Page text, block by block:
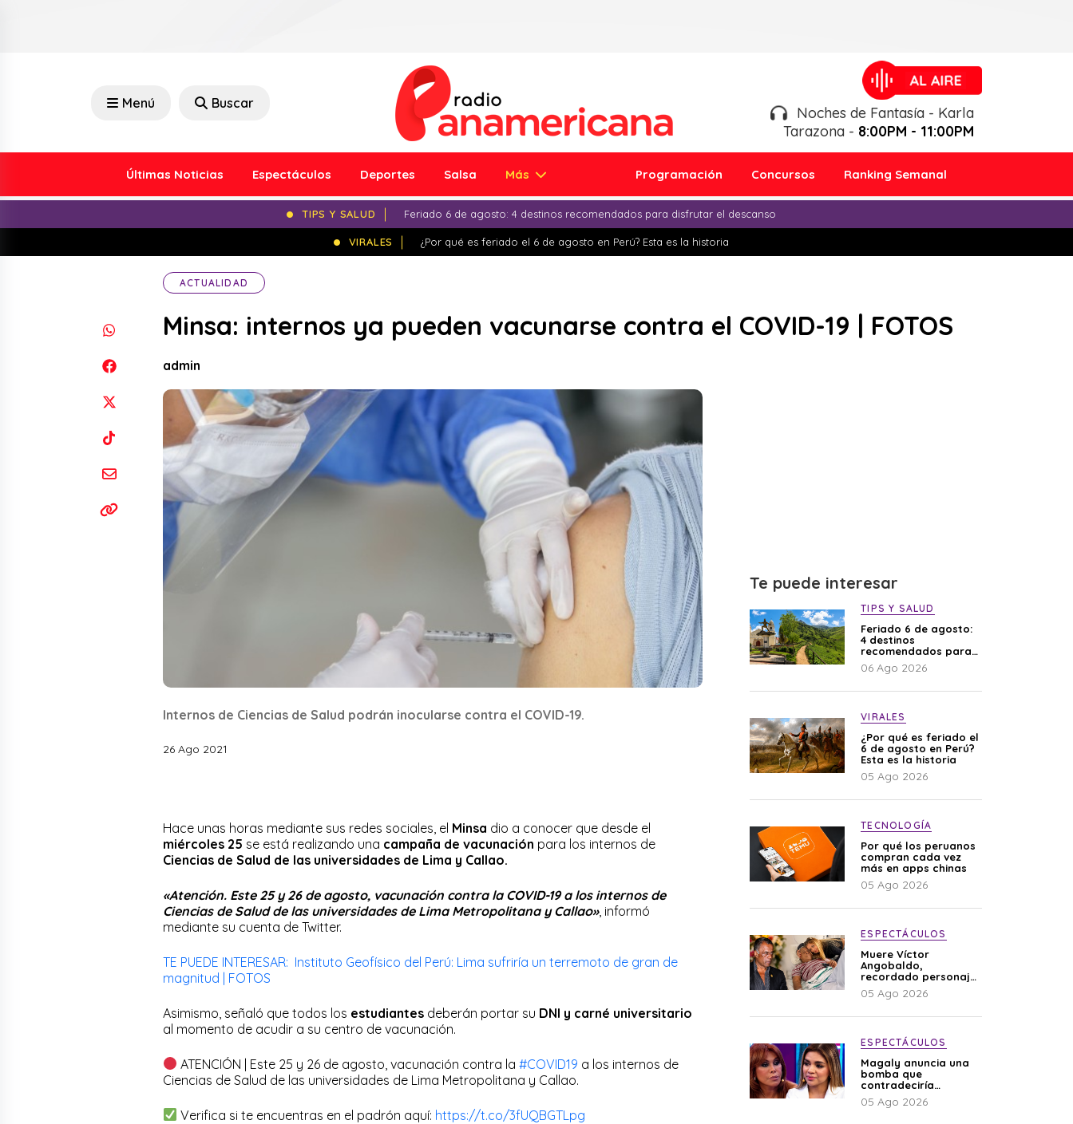
Menú Buscar
Noches de Fantasía - Karla
Tarazona - 8:00PM - 11:00PM
Últimas Noticias Espectáculos Deportes Salsa Más Programación Concursos Ranking Semanal
TIPS Y SALUD Feriado 6 de agosto: 4 destinos recomendados para disfrutar el descanso
VIRALES ¿Por qué es feriado el 6 de agosto en Perú? Esta es la historia
ACTUALIDAD
Minsa: internos ya pueden vacunarse contra el COVID-19 | FOTOS
admin
Internos de Ciencias de Salud podrán inocularse contra el COVID-19.
26 Ago 2021
Hace unas horas mediante sus redes sociales, el Minsa dio a conocer que desde el
miércoles 25 se está realizando una campaña de vacunación para los internos de
Ciencias de Salud de las universidades de Lima y Callao.
«Atención. Este 25 y 26 de agosto, vacunación contra la COVID-19 a los internos de
Ciencias de Salud de las universidades de Lima Metropolitana y Callao», informó
mediante su cuenta de Twitter.
TE PUEDE INTERESAR: Instituto Geofísico del Perú: Lima sufriría un terremoto de gran de
magnitud | FOTOS
Asimismo, señaló que todos los estudiantes deberán portar su DNI y carné universitario
al momento de acudir a su centro de vacunación.
ATENCIÓN | Este 25 y 26 de agosto, vacunación contra la#COVID19 a los internos de
Ciencias de Salud de las universidades de Lima Metropolitana y Callao.
Verifica si te encuentras en el padrón aquí: https://t.co/3fUQBGTLpg
Te puede interesar
TIPS Y SALUD
Feriado 6 de agosto:
4 destinos
recomendados para
disfrutar el descanso
06 Ago 2026
VIRALES
¿Por qué es feriado el
6 de agosto en Perú?
Esta es la historia
05 Ago 2026
TECNOLOGÍA
Por qué los peruanos
compran cada vez
más en apps chinas
05 Ago 2026
ESPECTÁCULOS
Muere Víctor
Angobaldo,
recordado personaje
de la farándula y
expareja de Shirley
05 Ago 2026
ESPECTÁCULOS
Magaly anuncia una
bomba que
contradeciría
comunicado de La
Bella Luz: “Hay un
05 Ago 2026